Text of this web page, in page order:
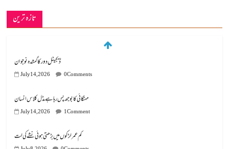
تازہ ترین
ڈیجیٹل دور کا گمشدہ نوجوان
July 14, 2026 0 Comments
مہنگائی کا بوجھ پس رہا ہے مڈل کلاس انسان
July 14, 2026 1 Comment
کم عمر لڑکوں میں بڑھتی ہوئی نشے کی لت